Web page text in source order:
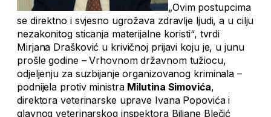
„Ovim postupcima
se direktno i svjesno ugrožava zdravlje ljudi, a u cilju
nezakonitog sticanja materijalne koristi“, tvrdi
Mirjana Drašković u krivičnoj prijavi koju je, u junu
prošle godine – Vrhovnom državnom tužiocu,
odjeljenju za suzbijanje organizovanog kriminala –
podnijela protiv ministra Milutina Simovića,
direktora veterinarske uprave Ivana Popovića i
glavnog veterinarskog inspektora Biljane Blečić